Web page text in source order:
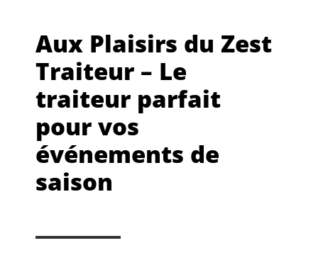
Aux Plaisirs du Zest
Traiteur – Le
traiteur parfait
pour vos
événements de
saison